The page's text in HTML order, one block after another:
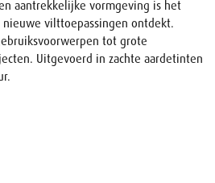
aantrekkelijke vormgeving is het
vilttoepassingen ontdekt.
tot grote
Uitgevoerd in zachte aardetinten